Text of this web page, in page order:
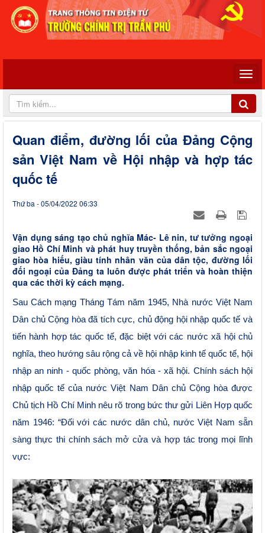
Quan điểm, đường lối của Đảng Cộng
sản Việt Nam về Hội nhập và hợp tác
quốc tế
Thứ ba - 05/04/2022 06:33
Vận dụng sáng tạo chủ nghĩa Mác- Lê nin, tư tưởng ngoại
giao Hồ Chí Minh và phát huy truyền thống, bản sắc ngoại
giao hòa hiếu, giàu tính nhân văn của dân tộc, đường lối
đối ngoại của Đảng ta luôn được phát triển và hoàn thiện
qua các thời kỳ cách mạng.
Sau Cách mạng Tháng Tám năm 1945, Nhà nước Việt Nam
Dân chủ Cộng hòa đã tích cực, chủ động hội nhập quốc tế và
tiến hành hợp tác quốc tế, đặc biệt với các nước xã hội chủ
nghĩa, theo hướng sâu rộng cả về hội nhập kinh tế quốc tế, hội
nhập an ninh - quốc phòng, văn hóa - xã hội. Chính sách hội
nhập quốc tế của nước Việt Nam Dân chủ Cộng hòa được
Chủ tịch Hồ Chí Minh nêu rõ trong bức thư gửi Liên Hợp quốc
năm 1946: “Đối với các nước dân chủ, nước Việt Nam sẵn
sàng thực thi chính sách mở cửa và hợp tác trong mọi lĩnh
vực: